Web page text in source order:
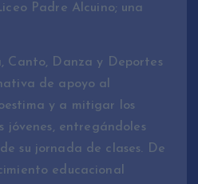
Padre Alcuino; una
Canto, Danza y Deportes
de apoyo al
y a mitigar los
jóvenes, entregándoles
su jornada de clases. De
educacional